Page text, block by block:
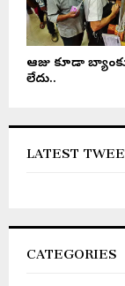
ఆరోజు కూడా
లేదు..
LATEST
CATEGORIES